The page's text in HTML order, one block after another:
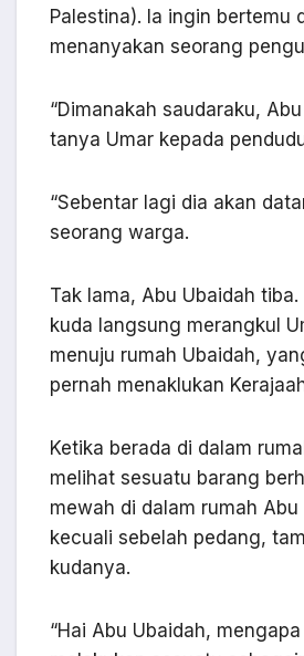
Palestina). Ia ingin bertemu
menanyakan seorang
“Dimanakah saudaraku,
tanya Umar kepada
“Sebentar lagi dia akan
seorang warga.
Tak lama, Abu Ubaidah
kuda langsung merangkul
menuju rumah Ubaidah,
pernah menaklukan
Ketika berada di dalam
melihat sesuatu barang
mewah di dalam rumah Abu
kecuali sebelah pedang,
kudanya.
“Hai Abu Ubaidah,